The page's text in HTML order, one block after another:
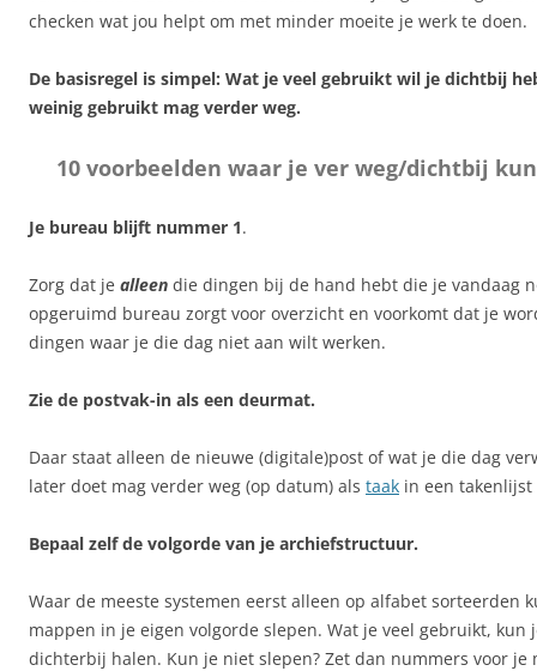
checken wat jou helpt om met minder moeite je werk te doen.
De basisregel is simpel: Wat je veel gebruikt wil je dichtbij
weinig gebruikt mag verder weg.
10 voorbeelden waar je ver weg/dichtbij
Je bureau blijft nummer 1.
Zorg dat je alleen die dingen bij de hand hebt die je vandaag
opgeruimd bureau zorgt voor overzicht en voorkomt dat je
dingen waar je die dag niet aan wilt werken.
Zie de postvak-in als een deurmat.
Daar staat alleen de nieuwe (digitale)post of wat je die dag
later doet mag verder weg (op datum) als taak in een takenlijst
Bepaal zelf de volgorde van je archiefstructuur.
Waar de meeste systemen eerst alleen op alfabet sorteerden
mappen in je eigen volgorde slepen. Wat je veel gebruikt, kun
dichterbij halen. Kun je niet slepen? Zet dan nummers voor je